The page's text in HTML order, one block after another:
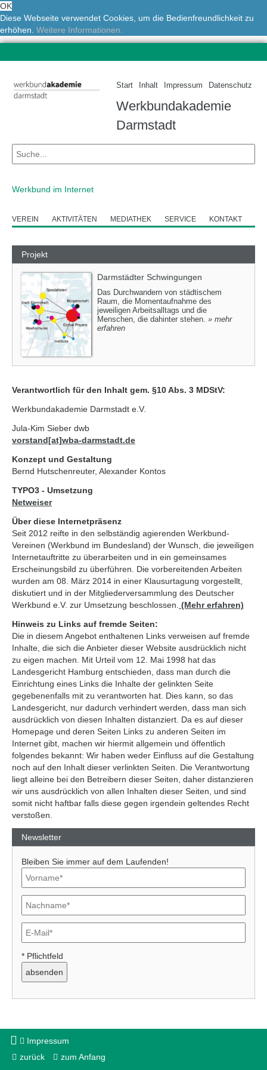
OK
Diese Webseite verwendet Cookies, um die Bedienfreundlichkeit zu
erhöhen. Weitere Informationen.
Start Inhalt Impressum Datenschutz
Werkbundakademie
Darmstadt
Werkbund im Internet
VEREIN AKTIVITÄTEN MEDIATHEK SERVICE KONTAKT
Projekt
Darmstädter Schwingungen
Das Durchwandern von städtischem
Raum, die Momentaufnahme des
jeweiligen Arbeitsalltags und die
Menschen, die dahinter stehen. » mehr
erfahren
Verantwortlich für den Inhalt gem. §10 Abs. 3 MDStV:
Werkbundakademie Darmstadt e.V.
Jula-Kim Sieber dwb
vorstand[at]wba-darmstadt.de
Konzept und Gestaltung
Bernd Hutschenreuter, Alexander Kontos
TYPO3 - Umsetzung
Netweiser
Über diese Internetpräsenz
Seit 2012 reifte in den selbständig agierenden Werkbund-
Vereinen (Werkbund im Bundesland) der Wunsch, die jeweiligen
Internetauftritte zu überarbeiten und in ein gemeinsames
Erscheinungsbild zu überführen. Die vorbereitenden Arbeiten
wurden am 08. März 2014 in einer Klausurtagung vorgestellt,
diskutiert und in der Mitgliederversammlung des Deutscher
Werkbund e.V. zur Umsetzung beschlossen. (Mehr erfahren)
Hinweis zu Links auf fremde Seiten:
Die in diesem Angebot enthaltenen Links verweisen auf fremde
Inhalte, die sich die Anbieter dieser Website ausdrücklich nicht
zu eigen machen. Mit Urteil vom 12. Mai 1998 hat das
Landesgericht Hamburg entschieden, dass man durch die
Einrichtung eines Links die Inhalte der gelinkten Seite
gegebenenfalls mit zu verantworten hat. Dies kann, so das
Landesgericht, nur dadurch verhindert werden, dass man sich
ausdrücklich von diesen Inhalten distanziert. Da es auf dieser
Homepage und deren Seiten Links zu anderen Seiten im
Internet gibt, machen wir hiermit allgemein und öffentlich
folgendes bekannt: Wir haben weder Einfluss auf die Gestaltung
noch auf den Inhalt dieser verlinkten Seiten. Die Verantwortung
liegt alleine bei den Betreibern dieser Seiten, daher distanzieren
wir uns ausdrücklich von allen Inhalten dieser Seiten, und sind
somit nicht haftbar falls diese gegen irgendein geltendes Recht
verstoßen.
Newsletter
Bleiben Sie immer auf dem Laufenden!
* Pflichtfeld
Impressum
zurück
zum Anfang